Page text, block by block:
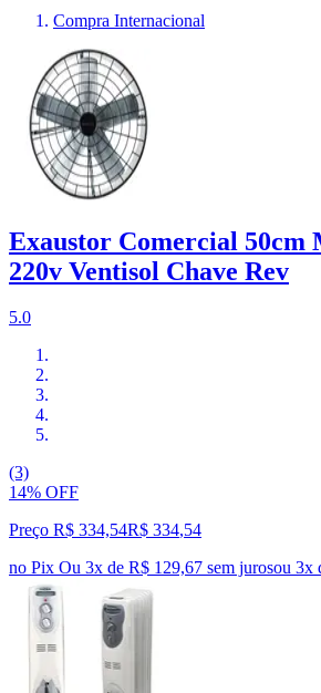
Compra Internacional
Exaustor Comercial 50cm
220v Ventisol Chave Rev
5.0
(3)
14% OFF
Preço R$ 334,54R$ 334,54
no Pix Ou 3x de R$ 129,67 sem jurosou 3x